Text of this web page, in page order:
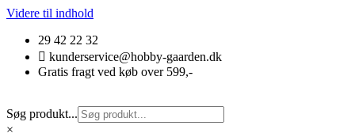
Videre til indhold
29 42 22 32
kunderservice@hobby-gaarden.dk
Gratis fragt ved køb over 599,-
Søg produkt...
×